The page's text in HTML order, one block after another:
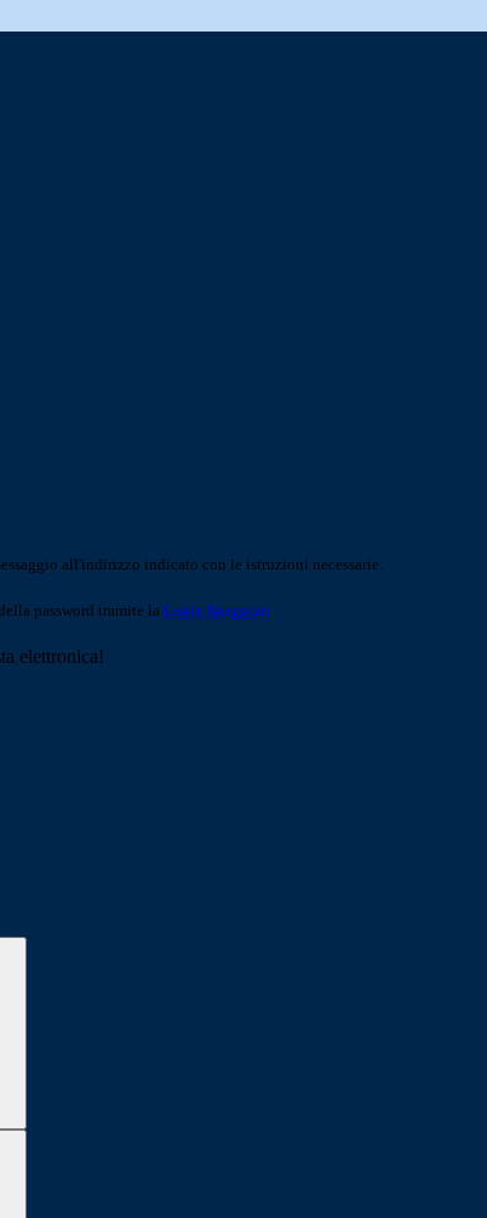
all'indirizzo indicato con le istruzioni necessarie.
password tramite la Login Spaggiari
elettronica!